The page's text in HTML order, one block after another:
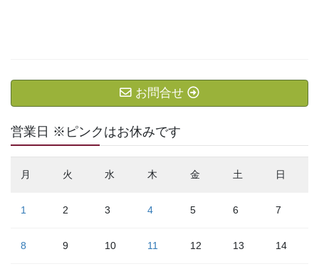
お問合せ
営業日 ※ピンクはお休みです
月 火 水 木 金 土 日
1 2 3 4 5 6 7
8 9 10 11 12 13 14